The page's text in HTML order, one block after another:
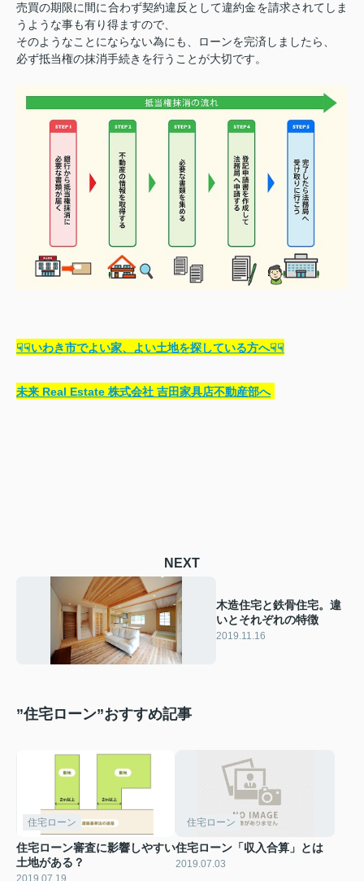
売買の期限に間に合わず契約違反として違約金を請求されてしま
うような事も有り得ますので、
そのようなことにならない為にも、ローンを完済しましたら、
必ず抵当権の抹消手続きを行うことが大切です。
☟☟いわき市でよい家、よい土地を探している方へ☟☟
未来 Real Estate 株式会社 吉田家具店不動産部へ
NEXT
木造住宅と鉄骨住宅。違
いとそれぞれの特徴
2019.11.16
”住宅ローン”おすすめ記事
住宅ローン
住宅ローン審査に影響しやすい
土地がある？
住宅ローン
住宅ローン「収入合算」とは
2019.07.03